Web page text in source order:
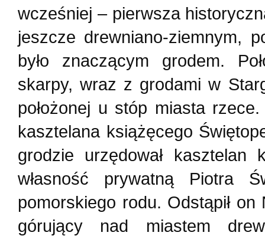
wcześniej – pierwsza
jeszcze drewniano-ziemnym,
było znaczącym grodem.
skarpy, wraz z grodami w
położonej u stóp miasta
kasztelana książęcego
grodzie urzędował kasztelan
własność prywatną Piotra
pomorskiego rodu. Odstąpił
górujący nad miastem